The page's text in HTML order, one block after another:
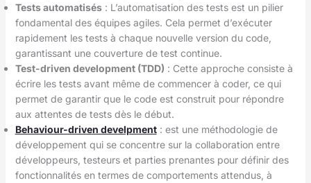
Tests automatisés: L’automatisation des tests est un pilier
fondamental des équipes agiles. Cela permet d’exécuter
rapidement les tests à chaque nouvelle version du code,
garantissant une couverture de test continue.
Test-driven development (TDD) : Cette approche consiste à
écrire les tests avant même de commencer à coder, ce qui
permet de garantir que le code est construit pour répondre
aux attentes de tests dès le début.
Behaviour-driven develpment: est une méthodologie de
développement qui se concentre sur la collaboration entre
développeurs, testeurs et parties prenantes pour définir des
fonctionnalités en termes de comportements attendus, à